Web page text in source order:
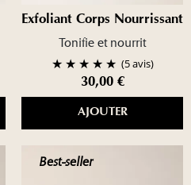
Exfoliant Corps Nourrissant
Tonifie et nourrit
(5 avis)
30,00 €
AJOUTER
Best-seller